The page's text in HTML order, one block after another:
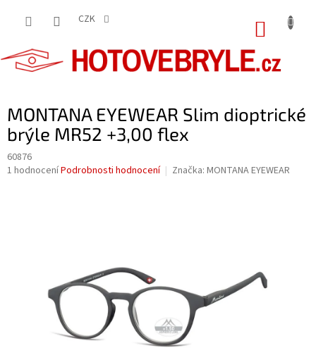
CZK
MONTANA EYEWEAR Slim dioptrické
brýle MR52 +3,00 flex
60876
Průměrné
1 hodnoceníPodrobnosti hodnocení Značka: MONTANA EYEWEAR